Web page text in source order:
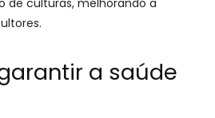
a saúde